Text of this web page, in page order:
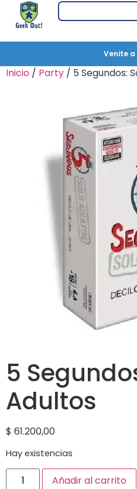
Venite a
Inicio / Party / 5 Segundos:
5
Adultos
$ 61.200,00
Hay existencias
Añadir al carrito